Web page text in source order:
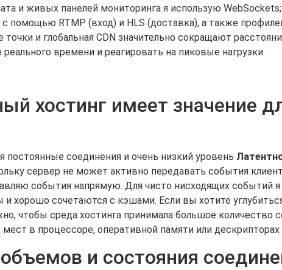
и живых панелей мониторинга я использую
помощью RTMP (вход) и HLS (доставка), а также
и глобальная CDN значительно сокращают
времени и реагировать на пиковые нагрузки.
хостинг имеет значение
соединения и очень низкий уровень
сервер не может активно передавать события
события напрямую. Для чисто нисходящих событий
хорошо сочетаются с кэшами. Если вы хотите
чтобы среда хостинга принимала большое количество
в процессоре, оперативной памяти или дескрипторах
и состояния